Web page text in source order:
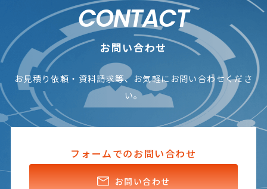
CONTACT
お問い合わせ
お見積り依頼・資料請求等、お気軽にお問い合わせくださ
い。
フォームでのお問い合わせ
お問い合わせ